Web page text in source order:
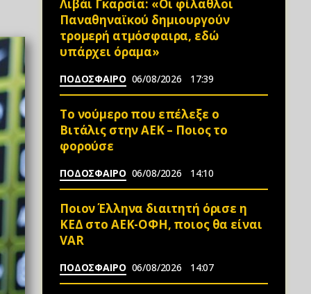
Λιβάι Γκαρσία: «Οι φίλαθλοι
Παναθηναϊκού δημιουργούν
τρομερή ατμόσφαιρα, εδώ
υπάρχει όραμα»
ΠΟΔΟΣΦΑΙΡΟ 06/08/2026 17:39
Το νούμερο που επέλεξε ο
Βιτάλις στην ΑΕΚ – Ποιος το
φορούσε
ΠΟΔΟΣΦΑΙΡΟ 06/08/2026 14:10
Ποιον Έλληνα διαιτητή όρισε η
ΚΕΔ στο ΑΕΚ-ΟΦΗ, ποιος θα είναι
VAR
ΠΟΔΟΣΦΑΙΡΟ 06/08/2026 14:07